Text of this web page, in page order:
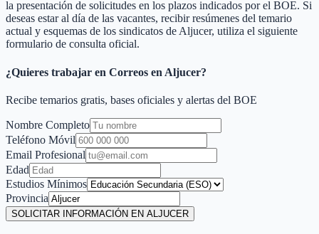
la presentación de solicitudes en los plazos indicados por el BOE. Si
deseas estar al día de las vacantes, recibir resúmenes del temario
actual y esquemas de los sindicatos deAljucer, utiliza el siguiente
formulario de consulta oficial.
¿Quieres trabajar en Correos en Aljucer?
Recibe temarios gratis, bases oficiales y alertas del BOE
Nombre Completo
Teléfono Móvil
Email Profesional
Edad
Estudios Mínimos
Provincia
SOLICITAR INFORMACIÓN EN ALJUCER